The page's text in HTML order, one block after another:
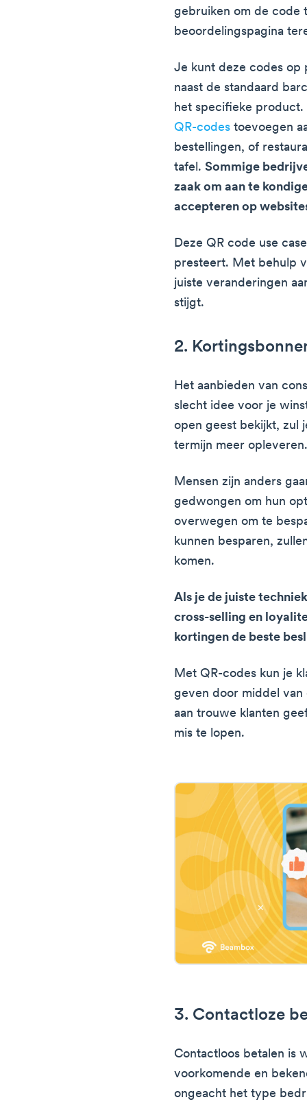
gebruiken om de code
beoordelingspagina
Je kunt deze codes op
naast de standaard
het specifieke
QR-codes toevoegen
bestellingen, of
tafel.Sommige
zaak om aan te
accepteren op
Deze QR code use
presteert. Met behulp
juiste veranderingen
stijgt.
2.
Het aanbieden van
slecht idee voor je
open geest bekijkt, zul
termijn meer
Mensen zijn anders
gedwongen om hun
overwegen om te
kunnen besparen,
komen.
Als je de juiste
cross-selling en
kortingen de beste
Met QR-codes kun je
geven door middel
aan trouwe klanten
mis te lopen.
3. Contactloze
Contactloos betalen is
voorkomende en
ongeacht het type